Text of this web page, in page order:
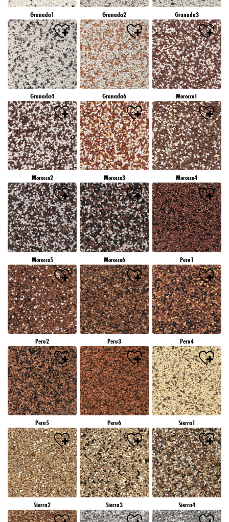
Granada1 Granada2 Granada3
Granada4 Granada6 Morocco1
Morocco2 Morocco3 Morocco4
Morocco5 Morocco6 Peru1
Peru2 Peru3 Peru4
Peru5 Peru6 Sierra1
Sierra2 Sierra3 Sierra4